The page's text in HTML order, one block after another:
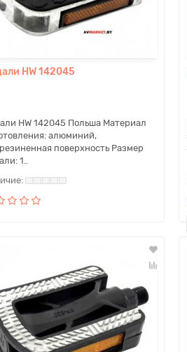
HW 142045
HW 142045 Польша Материал
алюминий,
поверхность Размер
1..